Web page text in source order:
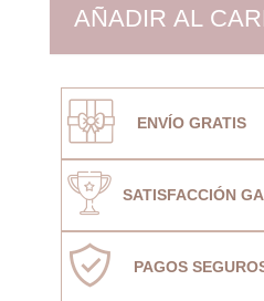
cantidad
AÑADIR AL
ENVÍO GRATIS
SATISFACCIÓN
PAGOS